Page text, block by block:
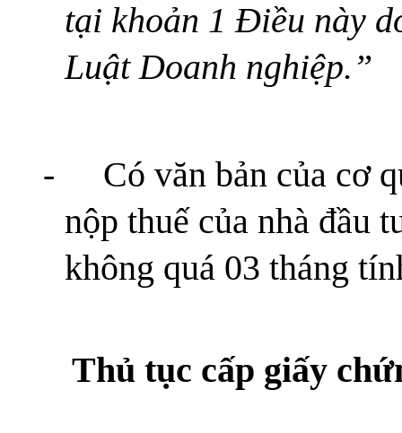
tại khoản 1 Điều này
Luật Doanh nghiệp.”
-
Có văn bản của cơ
nộp thuế của nhà đầu
không quá 03 tháng
Thủ tục cấp giấy